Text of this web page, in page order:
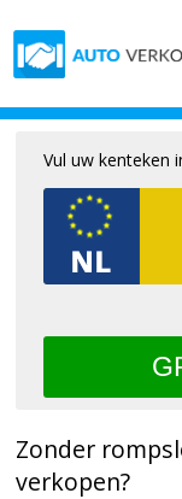
Zonder
verkopen?
Vul uw kenteken